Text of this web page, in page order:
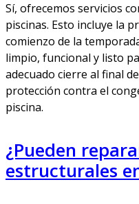
Sí, ofrecemos servicios
piscinas. Esto incluye la
comienzo de la
limpio, funcional y listo
adecuado cierre al final
protección contra el
piscina.
¿Pueden
estructurales